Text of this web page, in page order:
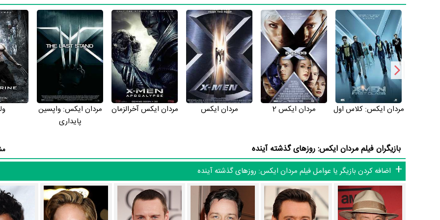
فیلم مردان ایکس: روزهای گذشته آینده از نظر ساختار (فرم)، محتوا و محیط تولید، به آثار مختلفی شباهت دارد. با توجه به شاخص‌های متعدد
می‌توان گفت آثار مرتبط فیلم مردان ایکس: روزهای گذشته آینده عبارت است از:فیلم مردان ایکس: کلاس اول،فیلم مردان ایکس 2 ،فیلم
مردان ایکس آخرالزمانو فیلم مردان ایکس: واپسین پایداری.
فیلم مردان ایکس: روزهای گذشته آینده و کارنامه فعالیت کارگردان و بازیگران
از نظر تاریخچه فعالیت کارگردان و بازیگران فیلم مردان ایکس: روزهای گذشته آینده نیز آمارها و نکات جذابی را می‌توان بیان کرد. براساس
ایکس: روزهای گذشته آینده به طور متوسط فعالیت 19ام بازیگران این اثر است. براساس امتیاز مردم فیلم مردان ایکس: روزهای گذشته آینده بهترین اثر
در میان بازیگران مردان ایکس: روزهای گذشته آینده نیز 69 همکاریِ اول رخ داده، به‌عبارت
همکاری شکل گرفته که 69 همکاری برای اولین‌مرتبه در مردان ایکس: روزهای گذشته آینده رخ داده است. مانند:
ایان مک کلنوجیمز مک
جکمنومایکل فاسبندر،جنیفر لارنس وهلی بری،نیکولاس هولتوآنا پاکوین
عوامل فیلم مردان ایکس: روزهای گذشته آینده
مردان ایکس: کلاس اول مردان ایکس 2 مردان ایکس مردان ایکس آخرالزمان
مردان ایکس: واپسین
پایداری
بازیگران فیلم مردان ایکس: روزهای گذشته آینده
اضافه کردن بازیگر یا عوامل فیلم مردان ایکس: روزهای گذشته آینده